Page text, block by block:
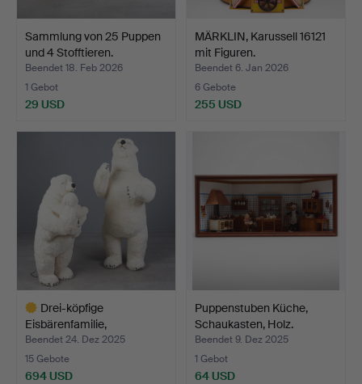
Sammlung von 25 Puppen
und 4 Stofftieren.
Beendet 18. Feb 2026
1 Gebot
29 USD
MÄRKLIN, Karussell 16121
mit Figuren.
Beendet 6. Jan 2026
6 Gebote
255 USD
Drei-köpfige
Eisbärenfamilie,
elektrisiert…
Beendet 24. Dez 2025
15 Gebote
694 USD
Puppenstuben Küche,
Schaukasten, Holz.
Beendet 9. Dez 2025
1 Gebot
64 USD